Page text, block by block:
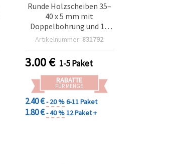
Runde Holzscheiben 35–
40 x 5 mm mit
Doppelbohrung und 15
mm Doppelringen, Set
Artikelnummer: 831792
3.00€ 1-5 Paket
RABATTE
FÜR MENGE
2.40 €- 20 %6-11 Paket
1.80 €- 40 %12 Paket +